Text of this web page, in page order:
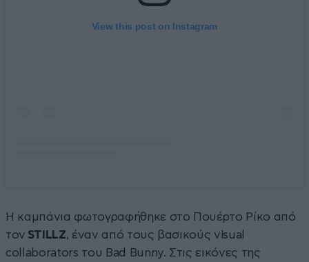
View this post on Instagram
Η καμπάνια φωτογραφήθηκε στο Πουέρτο Ρίκο από
τον STILLZ, έναν από τους βασικούς visual
collaborators του Bad Bunny. Στις εικόνες της